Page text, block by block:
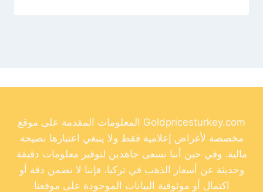
المعلومات المقدمة على موقع Goldpricesturkey.com
مخصصة لأغراض إعلامية فقط ولا ينبغي اعتبارها نصيحة
مالية. وفي حين أننا نسعى جاهدين لتوفير معلومات دقيقة
وحديثة عن أسعار الذهب في تركيا، فإننا لا نضمن دقة أو
اكتمال أو موثوقية البيانات الموجودة على موقعنا